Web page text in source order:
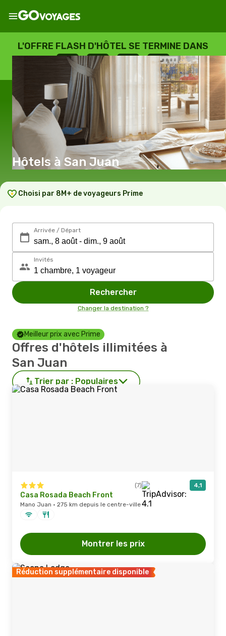
L'OFFRE FLASH D'HÔTEL SE TERMINE DANS
--
JOURS
: --
HEURES
: --
SECONDES
Hôtels à San Juan
Choisi par 8M+ de voyageurs Prime
Arrivée / Départ
Invités
Rechercher
Changer la destination ?
Meilleur prix avec Prime
Offres d'hôtels illimitées à
San Juan
Trier par : Populaires
(7) 4,1
Casa Rosada Beach Front
Mano Juan · 275 km depuis le centre-ville
Montrer les prix
Réduction supplémentaire disponible